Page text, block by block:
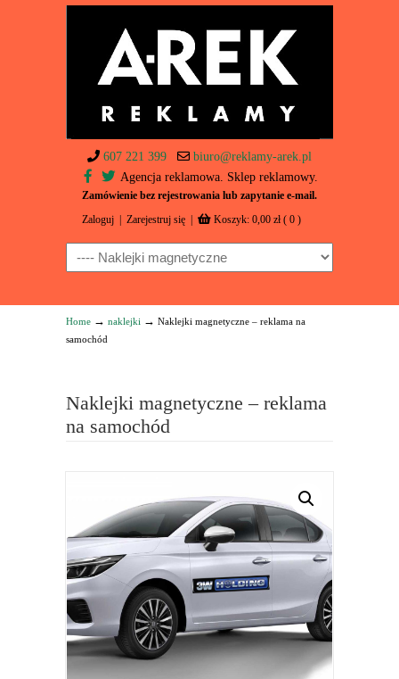
607 221 399
biuro@reklamy-arek.pl
Agencja reklamowa. Sklep reklamowy.
Zamówienie bez rejestrowania lub zapytanie e-mail.
Zaloguj Zarejestruj się Koszyk: 0,00 zł ( 0 )
Navigation
Home → naklejki → Naklejki magnetyczne – reklama na
samochód
Naklejki magnetyczne – reklama
na samochód